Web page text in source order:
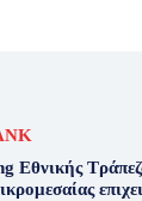
Εθνικής